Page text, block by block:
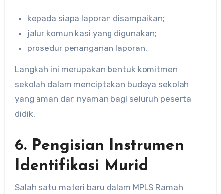
kepada siapa laporan disampaikan;
jalur komunikasi yang digunakan;
prosedur penanganan laporan.
Langkah ini merupakan bentuk komitmen
sekolah dalam menciptakan budaya sekolah
yang aman dan nyaman bagi seluruh peserta
didik.
6. Pengisian Instrumen
Identifikasi Murid
Salah satu materi baru dalam MPLS Ramah